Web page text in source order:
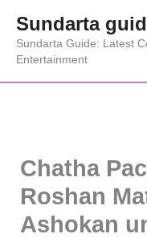
content
Sundarta
Sundarta Guide: Latest
Entertainment
Chatha
Roshan
Ashokan